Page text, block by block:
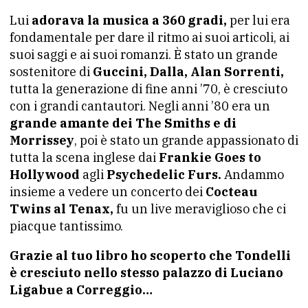
Lui adorava la musica a 360 gradi, per lui era
fondamentale per dare il ritmo ai suoi articoli, ai
suoi saggi e ai suoi romanzi. È stato un grande
sostenitore di Guccini, Dalla, Alan Sorrenti,
tutta la generazione di fine anni ’70, è cresciuto
con i grandi cantautori. Negli anni ’80 era un
grande amante dei The Smiths e di
Morrissey, poi è stato un grande appassionato di
tutta la scena inglese dai Frankie Goes to
Hollywood agli Psychedelic Furs. Andammo
insieme a vedere un concerto dei Cocteau
Twins al Tenax, fu un live meraviglioso che ci
piacque tantissimo.
Grazie al tuo libro ho scoperto che Tondelli
è cresciuto nello stesso palazzo di Luciano
Ligabue a Correggio…